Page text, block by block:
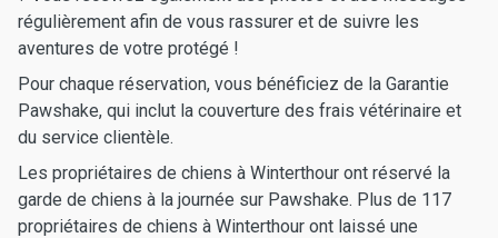
régulièrement afin de vous rassurer et de suivre les
aventures de votre protégé !
Pour chaque réservation, vous bénéficiez de la Garantie
Pawshake, qui inclut la couverture des frais vétérinaire et
du service clientèle.
Les propriétaires de chiens à Winterthour ont réservé la
garde de chiens à la journée sur Pawshake. Plus de 117
propriétaires de chiens à Winterthour ont laissé une